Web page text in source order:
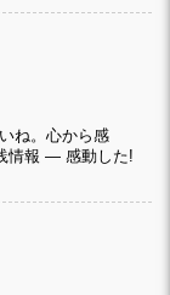
ね。心から感
情報 — 感動した!